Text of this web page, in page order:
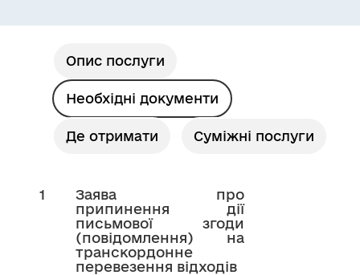
Опис послуги
Необхідні документи
Де отримати Суміжні послуги
1
Заява про
припинення дії
письмової згоди
(повідомлення) на
транскордонне
перевезення відходів